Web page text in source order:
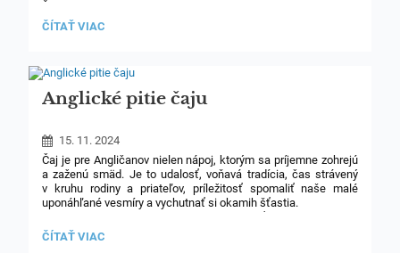
FUTBALOVÝ
ČÍTAŤ VIAC
Anglické pitie čaju
15. 11. 2024
Čaj je pre Angličanov nielen nápoj, ktorým sa príjemne zohrejú
a zaženú smäd. Je to udalosť, voňavá tradícia, čas strávený
v kruhu rodiny a priateľov, príležitosť spomaliť naše malé
uponáhľané vesmíry a vychutnať si okamih šťastia.
Rozhodli sme sa našich žiakov zoznámiť s touto krásnou
tradíciou. Veľa sme sa naučili o stolovaní, ochutnali čaj
a koláčiky a keksíky i ovocie. Všetko sme ponúkali po anglicky.
ANGLICKÉ
ČÍTAŤ VIAC